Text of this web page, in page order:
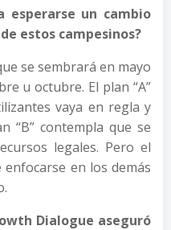
esperarse un cambio
estos campesinos?
se sembrará en mayo
u octubre. El plan “A”
vaya en regla y
“B” contempla que se
legales. Pero el
en los demás
Dialogue aseguró